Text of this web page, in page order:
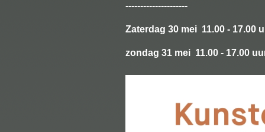
---------------------
Zaterdag 30 mei 11.00 - 17.00
zondag 31 mei 11.00 - 17.00